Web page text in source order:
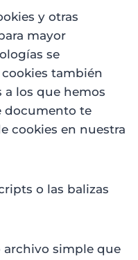
y otras
mayor
se
cookies también
a los que hemos
documento te
cookies en nuestra
o las balizas
archivo simple que